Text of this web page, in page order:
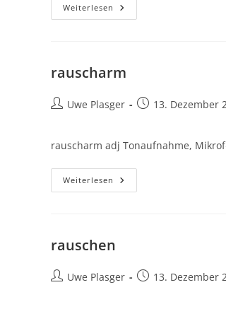
Weiterlesen Raum
rauscharm
Beitrags-
Uwe Plasger
Beitrag13. Dezember
rauscharm adj Tonaufnahme,
Weiterlesen Rauscharm
rauschen
Beitrags-
Uwe Plasger
Beitrag13. Dezember